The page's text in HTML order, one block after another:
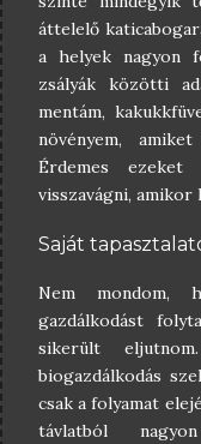
áttelelő
a helyek nagyon
zsályák közötti
mentám,
növényem,
Érdemes ezeket
visszavágni, amikor
Saját
Nem mondom,
gazdálkodást
sikerült
biogazdálkodás
csak a folyamat
távlatból